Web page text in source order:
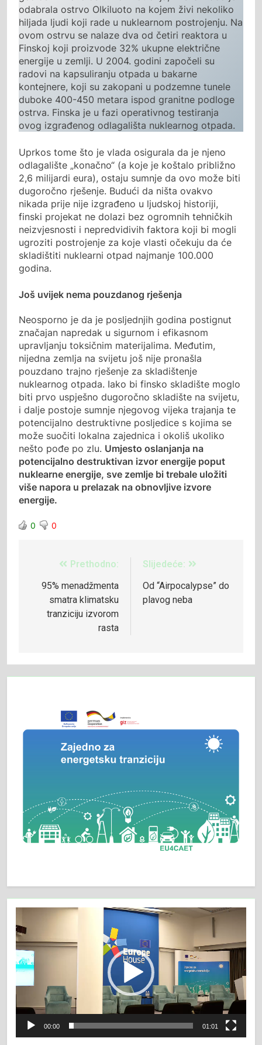
odabrala ostrvo Olkiluoto na kojem živi nekoliko
hiljada ljudi koji rade u nuklearnom postrojenju. Na
ovom ostrvu se nalaze dva od četiri reaktora u
Finskoj koji proizvode 32% ukupne električne
energije u zemlji. U 2004. godini započeli su
radovi na kapsuliranju otpada u bakarne
kontejnere, koji su zakopani u podzemne tunele
duboke 400-450 metara ispod granitne podloge
ostrva. Finska je u fazi operativnog testiranja
ovog izgrađenog odlagališta nuklearnog otpada.
Uprkos tome što je vlada osigurala da je njeno
odlagalište „konačno“ (a koje je koštalo približno
2,6 milijardi eura), ostaju sumnje da ovo može biti
dugoročno rješenje. Budući da ništa ovakvo
nikada prije nije izgrađeno u ljudskoj historiji,
finski projekat ne dolazi bez ogromnih tehničkih
neizvjesnosti i nepredvidivih faktora koji bi mogli
ugroziti postrojenje za koje vlasti očekuju da će
skladištiti nuklearni otpad najmanje 100.000
godina.
Još uvijek nema pouzdanog rješenja
Neosporno je da je posljednjih godina postignut
značajan napredak u sigurnom i efikasnom
upravljanju toksičnim materijalima. Međutim,
nijedna zemlja na svijetu još nije pronašla
pouzdano trajno rješenje za skladištenje
nuklearnog otpada. Iako bi finsko skladište moglo
biti prvo uspješno dugoročno skladište na svijetu,
i dalje postoje sumnje njegovog vijeka trajanja te
potencijalno destruktivne posljedice s kojima se
može suočiti lokalna zajednica i okoliš ukoliko
nešto pođe po zlu. Umjesto oslanjanja na
potencijalno destruktivan izvor energije poput
nuklearne energije, sve zemlje bi trebale uložiti
više napora u prelazak na obnovljive izvore
energije.
0 0
Prethodno:
95% menadžmenta
smatra klimatsku
tranziciju izvorom
rasta
Slijedeće:
Od “Airpocalypse” do
plavog neba
Player
00:00 01:01